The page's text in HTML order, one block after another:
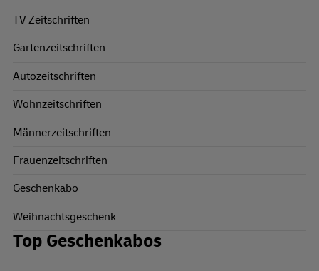
TV Zeitschriften
Gartenzeitschriften
Autozeitschriften
Wohnzeitschriften
Männerzeitschriften
Frauenzeitschriften
Geschenkabo
Weihnachtsgeschenk
Top Geschenkabos